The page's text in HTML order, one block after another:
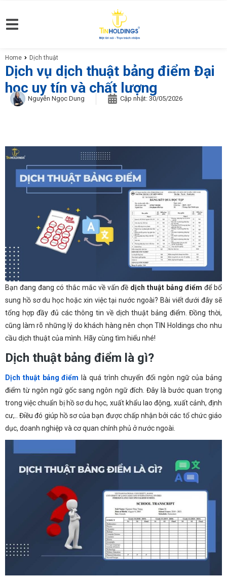
You are here:
Home Dịch thuật
Dịch vụ dịch thuật bảng điểm Đại
học uy tín và chất lượng
Nguyễn Ngọc Dung Cập nhật: 30/05/2026
Bạn đang đang có thắc mắc về vấn đề dịch thuật bảng điểmđể bổ
sung hồ sơ du học hoặc xin việc tại nước ngoài? Bài viết dưới đây sẽ
tổng hợp đầy đủ các thông tin về dịch thuật bảng điểm. Đồng thời,
cũng làm rõ những lý do khách hàng nên chọn TIN Holdings cho nhu
cầu dịch thuật của mình. Hãy cùng tìm hiểu nhé!
Dịch thuật bảng điểm là gì?
Dịch thuật bảng điểm là quá trình chuyển đổi ngôn ngữ của bảng
điểm từ ngôn ngữ gốc sang ngôn ngữ đích. Đây là bước quan trọng
trong việc chuẩn bị hồ sơ du học, xuất khẩu lao động, xuất cảnh, định
cư,.. Điều đó giúp hồ sơ của bạn được chấp nhận bởi các tổ chức giáo
dục, doanh nghiệp và cơ quan chính phủ ở nước ngoài.